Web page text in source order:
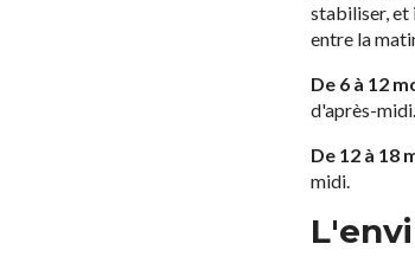
stabiliser, et
entre la
De 6 à 12
d'après-midi.
De 12 à 18
midi.